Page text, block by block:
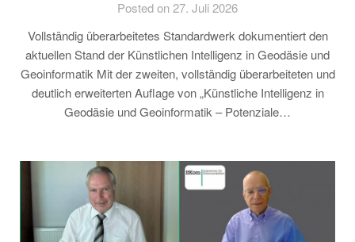
Posted on 27. Juli 2026
Vollständig überarbeitetes Standardwerk dokumentiert den
aktuellen Stand der Künstlichen Intelligenz in Geodäsie und
Geoinformatik Mit der zweiten, vollständig überarbeiteten und
deutlich erweiterten Auflage von „Künstliche Intelligenz in
Geodäsie und Geoinformatik – Potenziale…